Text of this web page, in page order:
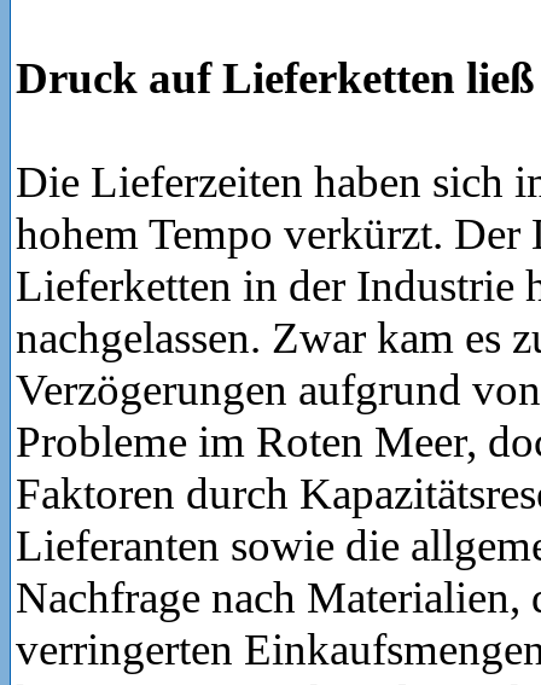
Druck auf Lieferketten
Die Lieferzeiten haben sich
hohem Tempo verkürzt. Der
Lieferketten in der Industrie
nachgelassen. Zwar kam es
Verzögerungen aufgrund
Probleme im Roten Meer,
Faktoren durch
Lieferanten sowie die
Nachfrage nach
verringerten